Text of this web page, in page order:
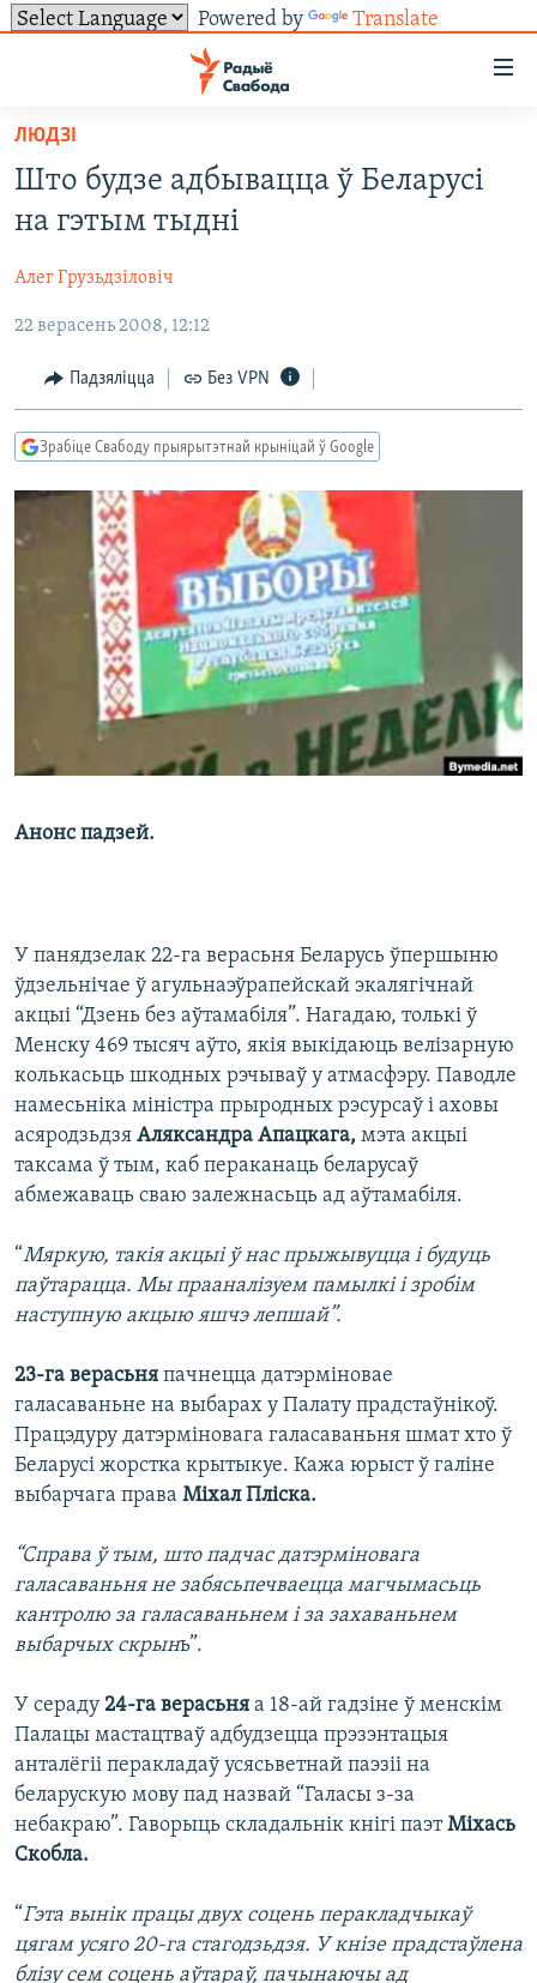
Powered by Translate
ўнівэрсальнага
доступу
Перайсьці
да
галоўнага
Перайсьці
да
навігацыі
Перайсьці
да
пошуку
УСЕ НАВІНЫ
ЛЮДЗІ
ПАЛІТЫКА
ЭКАНОМІКА
БЕЛАРУСЫ НА ВАЙНЕ
ПАЛІТВЯЗЬНІ
КУЛЬТУРА
КАЛЯНДАР
ТОЛЬКІ НА СВАБОДЗЕ
БЛОГІ
ГІСТОРЫЯ НА СВАБОДЗЕ
ПАДКАСТЫ
АЎДЫЁКНІГІ
PREMIUM
НА ХВАЛЯХ СВАБОДЫ
АБЫСЬЦІ БЛЯКАВАНЬНЕ
ПАДЗЯЛІЦЦА ІНФАРМАЦЫЯЙ
ПАДПІСАЦЦА
RSS
ПАДКАСТЫ
TWITTER
Усе сайты РС/РСЭ
ЛЮДЗІ
Што будзе адбывацца ў Беларусі
на гэтым тыдні
Алег Грузьдзіловіч
22 верасень 2008, 12:12
Падзяліцца Без VPN
Зрабіце Свабоду прыярытэтнай крыніцай ў Google
Анонс падзей.
У панядзелак 22-га верасьня Беларусь ўпершыню
ўдзельнічае ў агульнаэўрапейскай экалягічнай
акцыі “Дзень без аўтамабіля”. Нагадаю, толькі ў
Менску 469 тысяч аўто, якія выкідаюць велізарную
колькасьць шкодных рэчываў у атмасфэру. Паводле
намесьніка міністра прыродных рэсурсаў і аховы
асяродзьдзя Аляксандра Апацкага, мэта акцыі
таксама ў тым, каб пераканаць беларусаў
абмежаваць сваю залежнасьць ад аўтамабіля.
“Мяркую, такія акцыі ў нас прыжывуцца і будуць
паўтарацца. Мы прааналізуем памылкі і зробім
наступную акцыю яшчэ лепшай”.
23-га верасьня пачнецца датэрміновае
галасаваньне на выбарах у Палату прадстаўнікоў.
Працэдуру датэрміновага галасаваньня шмат хто ў
Беларусі жорстка крытыкуе. Кажа юрыст ў галіне
выбарчага права Міхал Пліска.
“Справа ў тым, што падчас датэрміновага
галасаваньня не забясьпечваецца магчымасьць
кантролю за галасаваньнем і за захаваньнем
выбарчых скрынь”.
У сераду 24-га верасьня а 18-ай гадзіне ў менскім
Палацы мастацтваў адбудзецца прэзэнтацыя
анталёгіі перакладаў усясьветнай паэзіі на
беларускую мову пад назвай “Галасы з-за
небакраю”. Гаворыць складальнік кнігі паэтМіхась
Скобла.
“Гэта вынік працы двух соцень перакладчыкаў
цягам усяго 20-га стагодзьдзя. У кнізе прадстаўлена
блізу сем соцень аўтараў, пачынаючы ад